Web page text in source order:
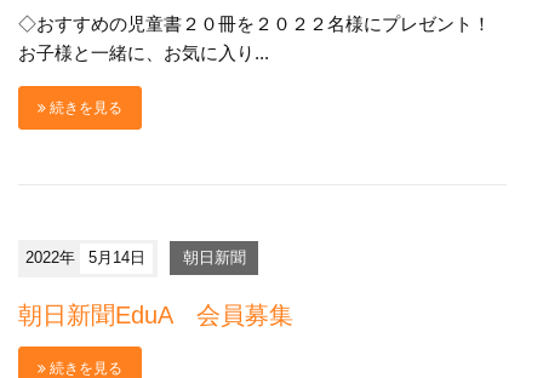
◇おすすめの児童書２０冊を２０２２名様にプレゼント！
お子様と一緒に、お気に入り...
続きを見る
2022年 5月14日 朝日新聞
朝日新聞EduA 会員募集
続きを見る